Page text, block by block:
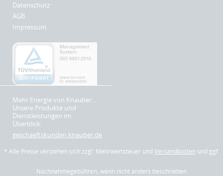
Datenschutz
AGB
Impressum
Mehr Energie von Knauber…
Unsere Produkte und
Dienstleistungen im
Überblick:
geschaeftskunden.knauber.de
* Alle Preise verstehen sich zzgl. Mehrwertsteuer und Versandkosten und ggf.
Nachnahmegebühren, wenn nicht anders beschrieben